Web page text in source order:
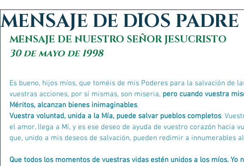
MENSAJE DE DIOS
MENSAJE DE NUESTRO SEÑOR JESUCRISTO
30 de mayo de 1998
Es bueno, hijos míos, que toméis de mis Poderes para la salvación de
vuestras acciones, por sí mismas, son miseria, pero cuando vuestra
Méritos, alcanzan bienes inimaginables.
Vuestra voluntad, unida a la Mía, puede salvar pueblos completos.
el amor, llega a Mí, y es ese deseo de ayuda de vuestro corazón hacia
que, unido a mis deseos de salvación, pueden redimir a innumerables
Que todos los momentos de vuestras vidas estén unidos a los míos. Yo